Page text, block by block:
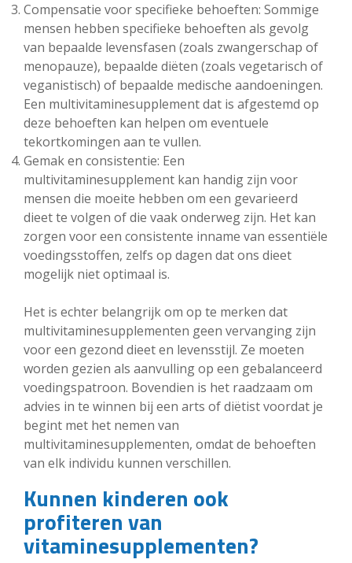
Compensatie voor specifieke behoeften: Sommige
mensen hebben specifieke behoeften als gevolg
van bepaalde levensfasen (zoals zwangerschap of
menopauze), bepaalde diëten (zoals vegetarisch of
veganistisch) of bepaalde medische aandoeningen.
Een multivitaminesupplement dat is afgestemd op
deze behoeften kan helpen om eventuele
tekortkomingen aan te vullen.
Gemak en consistentie: Een
multivitaminesupplement kan handig zijn voor
mensen die moeite hebben om een gevarieerd
dieet te volgen of die vaak onderweg zijn. Het kan
zorgen voor een consistente inname van essentiële
voedingsstoffen, zelfs op dagen dat ons dieet
mogelijk niet optimaal is.
Het is echter belangrijk om op te merken dat
multivitaminesupplementen geen vervanging zijn
voor een gezond dieet en levensstijl. Ze moeten
worden gezien als aanvulling op een gebalanceerd
voedingspatroon. Bovendien is het raadzaam om
advies in te winnen bij een arts of diëtist voordat je
begint met het nemen van
multivitaminesupplementen, omdat de behoeften
van elk individu kunnen verschillen.
Kunnen kinderen ook
profiteren van
vitaminesupplementen?